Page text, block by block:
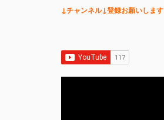
↓チャンネル↓登録お願いします